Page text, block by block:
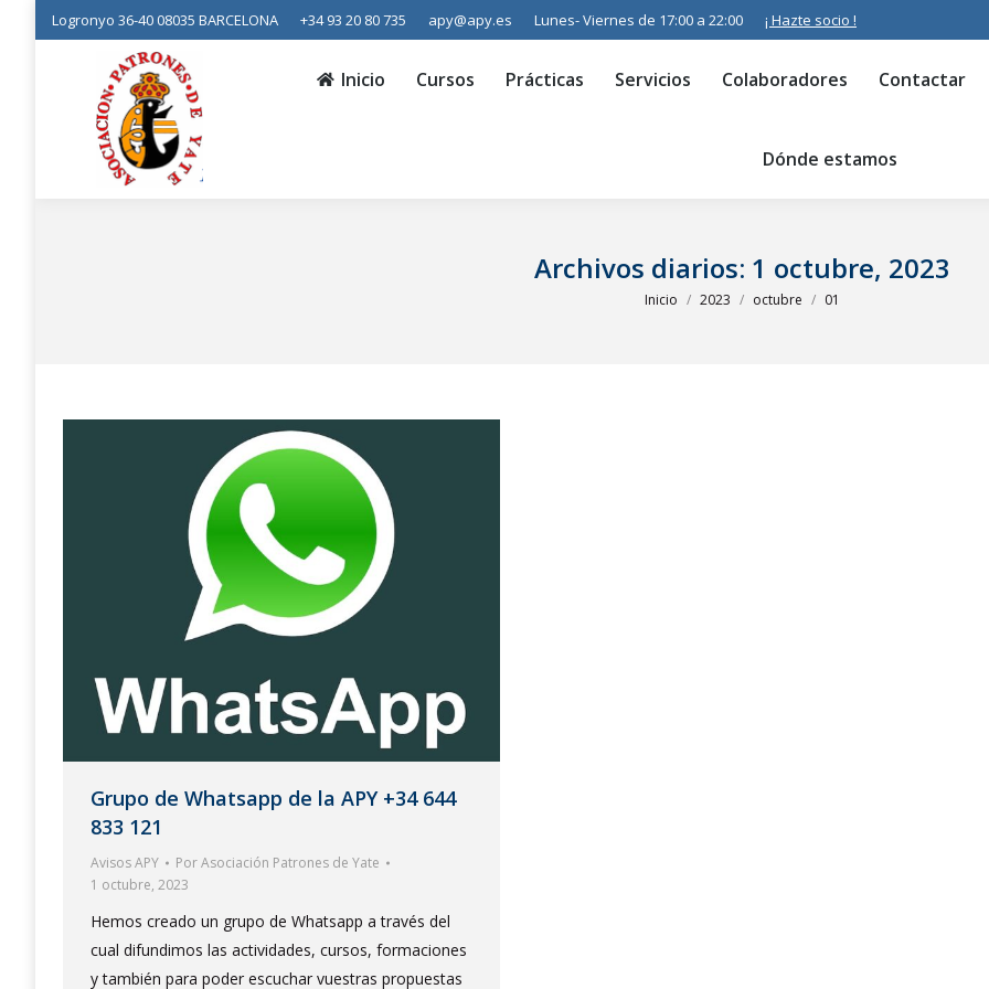
Logronyo 36-40 08035 BARCELONA +34 93 20 80 735 apy@apy.es Lunes- Viernes de 17:00 a 22:00 ¡ Hazte socio !
Inicio Cursos Prácticas Servicios Colaboradores Contactar
Dónde estamos
Archivos diarios: 1 octubre, 2023
Estás aquí:
Inicio 2023 octubre 01
Grupo de Whatsapp de la APY +34 644
833 121
Avisos APY PorAsociación Patrones de Yate
1 octubre, 2023
Hemos creado un grupo de Whatsapp a través del
cual difundimos las actividades, cursos, formaciones
y también para poder escuchar vuestras propuestas
Inicio Cursos Prácticas Servicios Colaboradores Contactar Resumen de